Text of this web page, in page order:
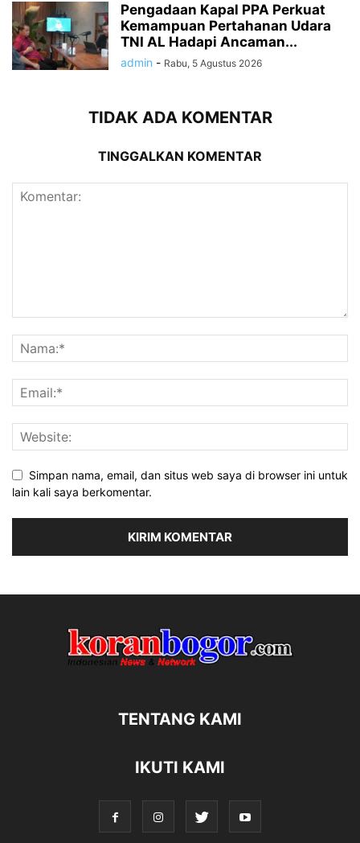
Pengadaan Kapal PPA Perkuat
Kemampuan Pertahanan Udara
TNI AL Hadapi Ancaman...
admin - Rabu, 5 Agustus 2026
TIDAK ADA KOMENTAR
TINGGALKAN KOMENTAR
Simpan nama, email, dan situs web saya di browser ini untuk
lain kali saya berkomentar.
TENTANG KAMI
IKUTI KAMI